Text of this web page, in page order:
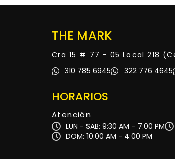
THE MARK
Cra 15 # 77 - 05 Local 218
310 785 6945
322 776 4645
HORARIOS
Atención
LUN - SAB: 9:30 AM - 7:00 PM
DOM: 10:00 AM - 4:00 PM